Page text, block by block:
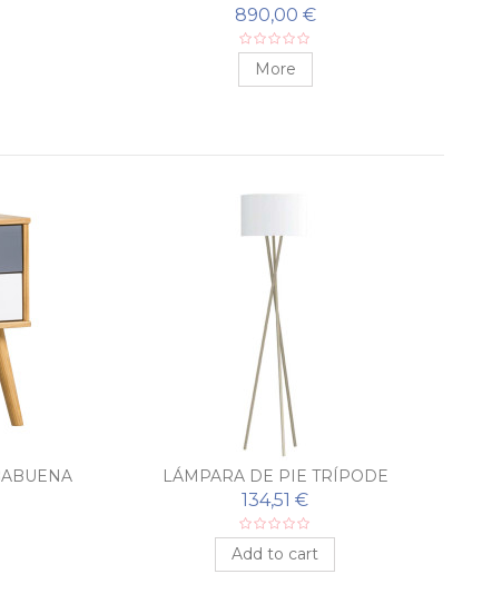
NEGRO
890,00 €
More
LÁMPARA DE PIE TRÍPODE
134,51 €
Add to cart